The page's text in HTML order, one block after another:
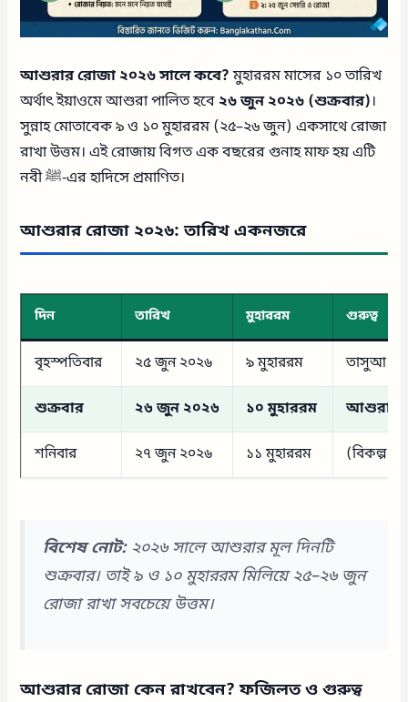
আশুরার রোজা ২০২৬ সালে কবে?মুহাররম মাসের ১০ তারিখ
অর্থাৎ ইয়াওমে আশুরা পালিত হবে ২৬ জুন ২০২৬ (শুক্রবার)।
সুন্নাহ মোতাবেক ৯ ও ১০ মুহাররম (২৫–২৬ জুন) একসাথে রোজা
রাখা উত্তম। এই রোজায় বিগত এক বছরের গুনাহ মাফ হয় এটি
নবী ﷺ-এর হাদিসে প্রমাণিত।
আশুরার রোজা ২০২৬: তারিখ একনজরে
দিন তারিখ মুহাররম গুরুত্ব
বৃহস্পতিবার ২৫ জুন ২০২৬ ৯ মুহাররম তাসুআ
শুক্রবার ২৬ জুন ২০২৬ ১০ মুহাররম আশুরা
শনিবার ২৭ জুন ২০২৬ ১১ মুহাররম (বিকল্প
বিশেষ নোট:২০২৬ সালে আশুরার মূল দিনটি
শুক্রবার। তাই ৯ ও ১০ মুহাররম মিলিয়ে ২৫–২৬ জুন
রোজা রাখা সবচেয়ে উত্তম।
আশুরার রোজা কেন রাখবেন? ফজিলত ও গুরুত্ব